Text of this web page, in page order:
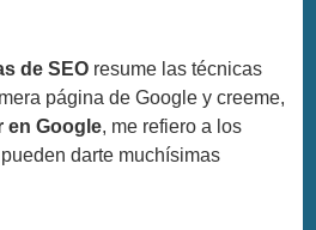
de SEO resume las técnicas
página de Google y creeme,
en Google, me refiero a los
darte muchísimas